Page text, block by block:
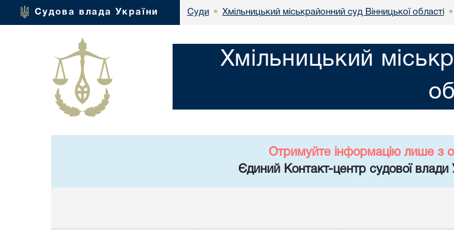
Судова влада України Суди • Хмільницький міськрайонний суд Вінницької області •
Хмільницький
Отримуйте інформацію лише з
Єдиний Контакт-центр судової влади